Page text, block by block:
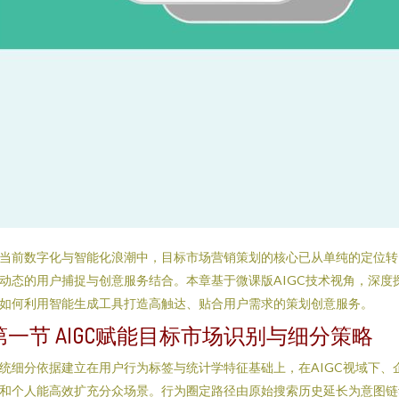
前数字化与智能化浪潮中，目标市场营销策划的核心已从单纯的定位
态的用户捕捉与创意服务结合。本章基于微课版AIGC技术视角，深度
何利用智能生成工具打造高触达、贴合用户需求的策划创意服务。
一节 AIGC赋能目标市场识别与细分策略
细分依据建立在用户行为标签与统计学特征基础上，在AIGC视域下、
个人能高效扩充分众场景。行为圈定路径由原始搜索历史延长为意图